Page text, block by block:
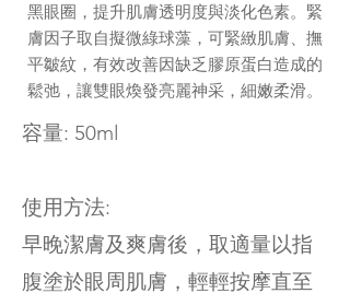
黑眼圈，提升肌膚透明度與淡化色素。緊
膚因子取自擬微綠球藻，可緊緻肌膚、撫
平皺紋，有效改善因缺乏膠原蛋白造成的
鬆弛，讓雙眼煥發亮麗神采，細嫩柔滑。
容量: 50ml
使用方法:
早晚潔膚及爽膚後，取適量以指
腹塗於眼周肌膚，輕輕按摩直至